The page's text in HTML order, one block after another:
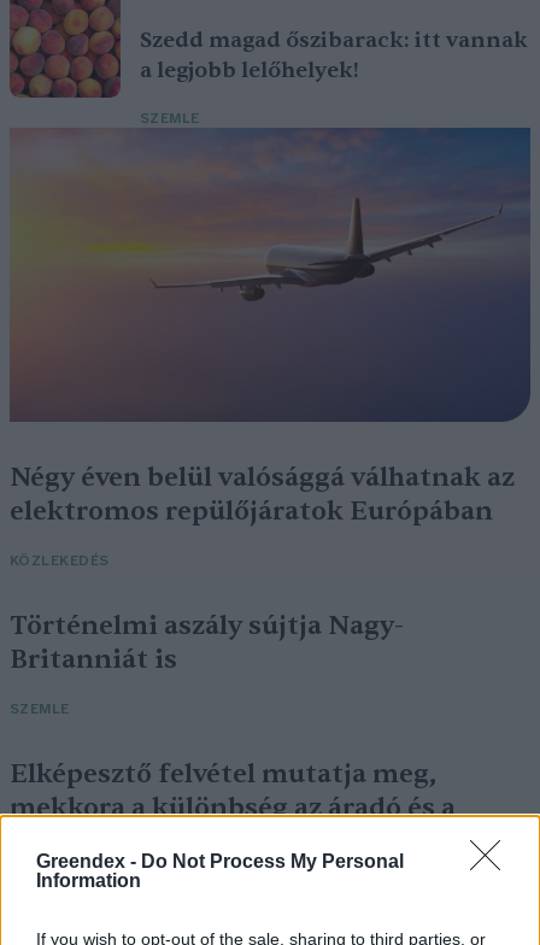
Greendex - Do Not Process My Personal
Information
If you wish to opt-out of the sale, sharing to third parties, or
Szedd magad őszibarack: itt vannak
a legjobb lelőhelyek!
SZEMLE
Négy éven belül valósággá válhatnak az
elektromos repülőjáratok Európában
KÖZLEKEDÉS
Történelmi aszály sújtja Nagy-
Britanniát is
SZEMLE
Elképesztő felvétel mutatja meg,
mekkora a különbség az áradó és a
ÉLŐ BOLYGÓNK